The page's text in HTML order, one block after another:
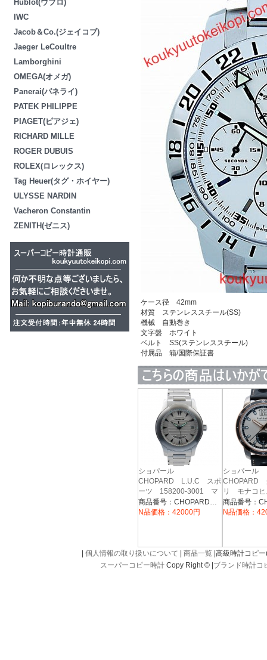
Hublot(ウブロ)
IWC
Jacob＆Co.(ジェイコブ)
Jaeger LeCoultre
Lamborghini
OMEGA(オメガ)
Panerai(パネライ)
PATEK PHILIPPE
PIAGET(ピアジェ)
RICHARD MILLE
ROGER DUBUIS
ROLEX(ロレックス)
Tag Heuer(タグ・ホイヤー)
ULYSSE NARDIN
Vacheron Constantin
ZENITH(ゼニス)
ケース径 42mm
材質 ステンレススチール(SS)
機械 自動巻き
文字盤 ホワイト
ベルト SS(ステンレススチール)
付属品 箱/国際保証書
ショパール
CHOPARD L.U.C スポ
ーツ 158200-3001 マ
イクロローター USED商品番号：CHOPARD020
N品価格：42000円
ショパール
CHOPARD
リ モナコヒ
ク パワーコ
ル
N品価格：
個人情報の取り扱いについて 商品一覧 |高級時計コピ
スーパーコピー時計Copy Right © | ブランド時計コ